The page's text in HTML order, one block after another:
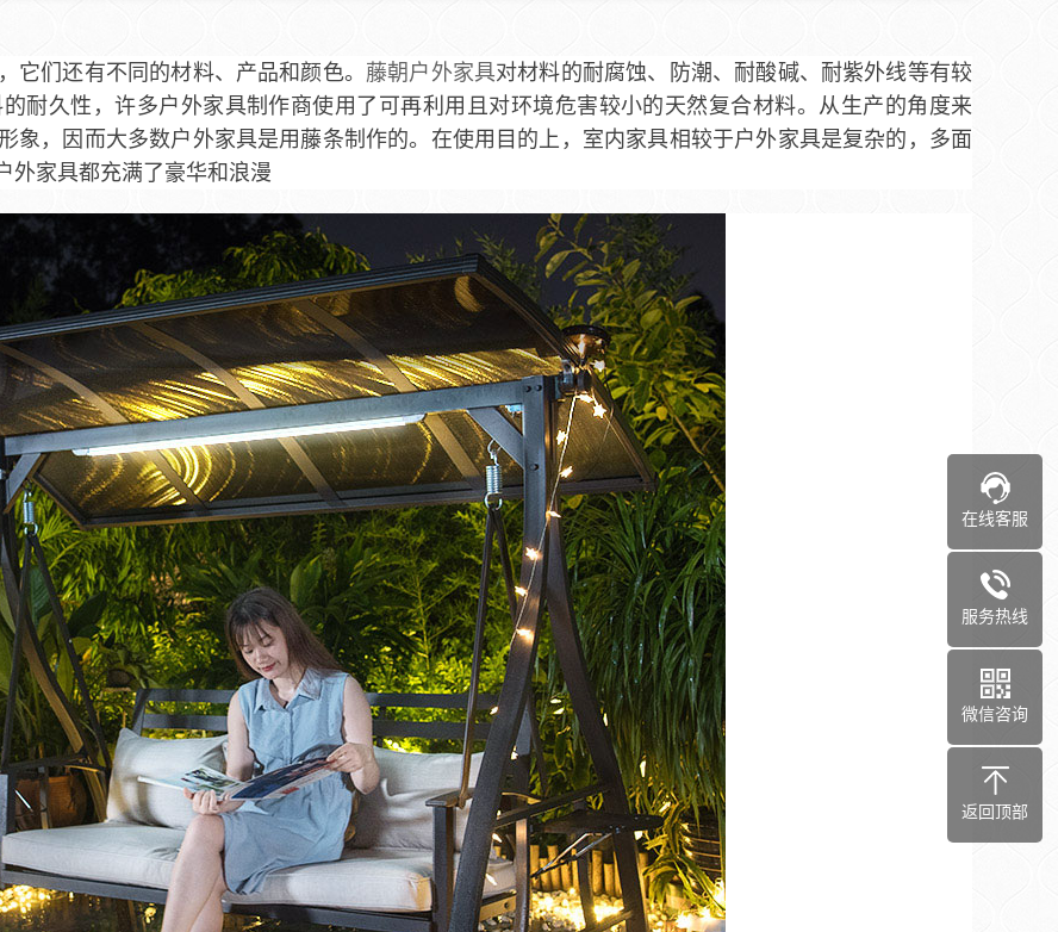
它们还有不同的材料、产品和颜色。 藤朝户外家具对材料的耐腐蚀、防潮、耐酸碱、耐紫外线等有较
耐久性，许多户外家具制作商使用了可再利用且对环境危害较小的天然复合材料。从生产的角度来
象，因而大多数户外家具是用藤条制作的。在使用目的上，室内家具相较于户外家具是复杂的，多面
外家具都充满了豪华和浪漫
在线客服
服务热线
微信咨询
返回顶部